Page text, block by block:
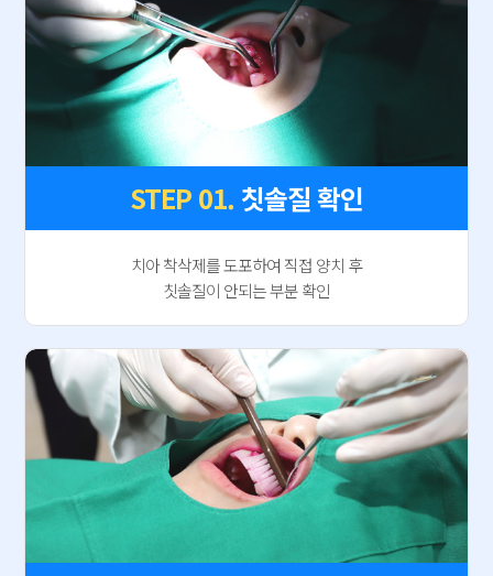
STEP 01. 칫솔질 확인
치아 착삭제를 도포하여 직접 양치 후
칫솔질이 안되는 부분 확인